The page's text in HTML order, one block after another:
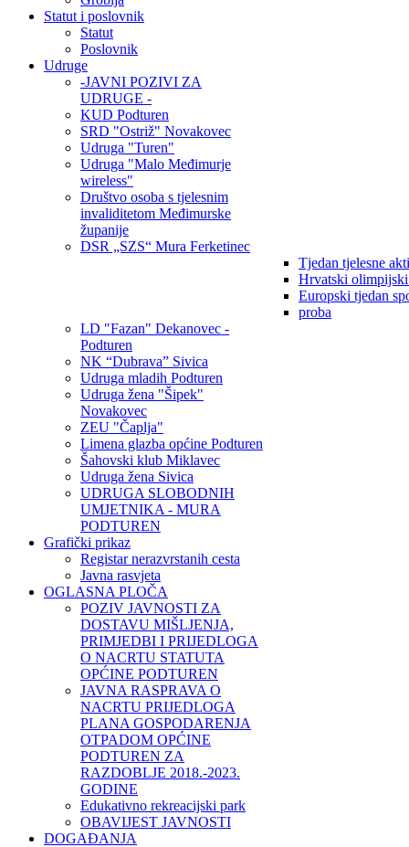
Statut i poslovnik
Statut
Poslovnik
Udruge
-JAVNI POZIVI ZA
UDRUGE -
KUD Podturen
SRD "Ostriž" Novakovec
Udruga "Turen"
Udruga "Malo Međimurje
wireless"
Društvo osoba s tjelesnim
invaliditetom Međimurske
županije
DSR „SZS“ Mura Ferketinec
Tjedan tjelesne
Hrvatski
Europski tjedan
proba
LD "Fazan" Dekanovec -
Podturen
NK “Dubrava” Sivica
Udruga mladih Podturen
Udruga žena "Šipek"
Novakovec
ZEU "Čaplja"
Limena glazba općine Podturen
Šahovski klub Miklavec
Udruga žena Sivica
UDRUGA SLOBODNIH
UMJETNIKA - MURA
PODTUREN
Grafički prikaz
Registar nerazvrstanih cesta
Javna rasvjeta
OGLASNA PLOČA
POZIV JAVNOSTI ZA
DOSTAVU MIŠLJENJA,
PRIMJEDBI I PRIJEDLOGA
O NACRTU STATUTA
OPĆINE PODTUREN
JAVNA RASPRAVA O
NACRTU PRIJEDLOGA
PLANA GOSPODARENJA
OTPADOM OPĆINE
PODTUREN ZA
RAZDOBLJE 2018.-2023.
GODINE
Edukativno rekreacijski park
OBAVIJEST JAVNOSTI
DOGAĐANJA